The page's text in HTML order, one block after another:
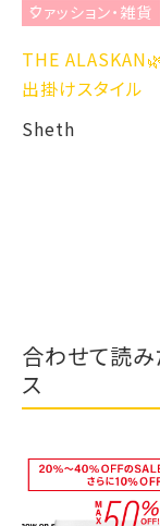
ファッション・雑貨
THE
出掛けスタイル
Sheth
合わせて読み
ス